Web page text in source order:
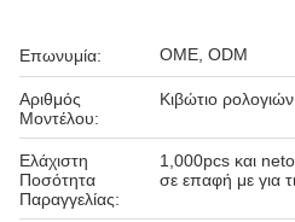
Επωνυμία: OME, ODM
Αριθμός
Μοντέλου:
Κιβώτιο
Ελάχιστη
Ποσότητα
Παραγγελίας:
1,000pcs και
σε επαφή με για